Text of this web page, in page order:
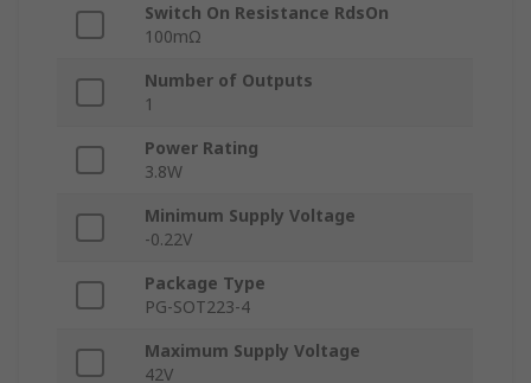
Switch On Resistance RdsOn
100mΩ
Number of Outputs
1
Power Rating
3.8W
Minimum Supply Voltage
-0.22V
Package Type
PG-SOT223-4
Maximum Supply Voltage
42V